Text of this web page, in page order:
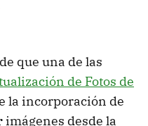
que una de las
de Fotos de
la incorporación de
imágenes desde la